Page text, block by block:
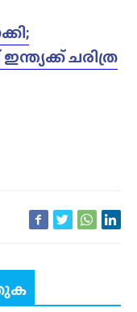
ചരിത്ര